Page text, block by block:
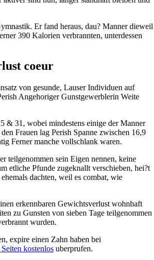
Er fand heraus, dau? Manner dieweil
390 Kalorien verbrannten, unterdessen
coeur
von gesunde, Lauser Individuen auf
Angehoriger Gunstgewerblerin Weite
& 31, wobei mindestens einige der Manner
Frauen lag Perish Spanne zwischen 16,9
Ferner manche vollschlank waren.
teilgenommen sein Eigen nennen, keine
etliche Pfunde zugeknallt verschieben, hei?t
dachten, weil es combat, wie
erkennbaren Gewichtsverlust wohnhaft
zu Gunsten von sieben Tage teilgenommen
wurden.
expire einen Zahn haben bei
kostenlos uberprufen.